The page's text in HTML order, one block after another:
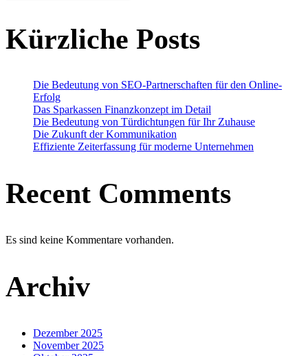
Kürzliche Posts
Die Bedeutung von SEO-Partnerschaften für den Online-
Erfolg
Das Sparkassen Finanzkonzept im Detail
Die Bedeutung von Türdichtungen für Ihr Zuhause
Die Zukunft der Kommunikation
Effiziente Zeiterfassung für moderne Unternehmen
Recent Comments
Es sind keine Kommentare vorhanden.
Archiv
Dezember 2025
November 2025